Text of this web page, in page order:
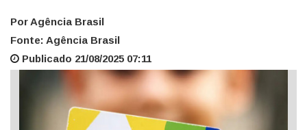
Por Agência Brasil
Fonte: Agência Brasil
Publicado 21/08/2025 07:11